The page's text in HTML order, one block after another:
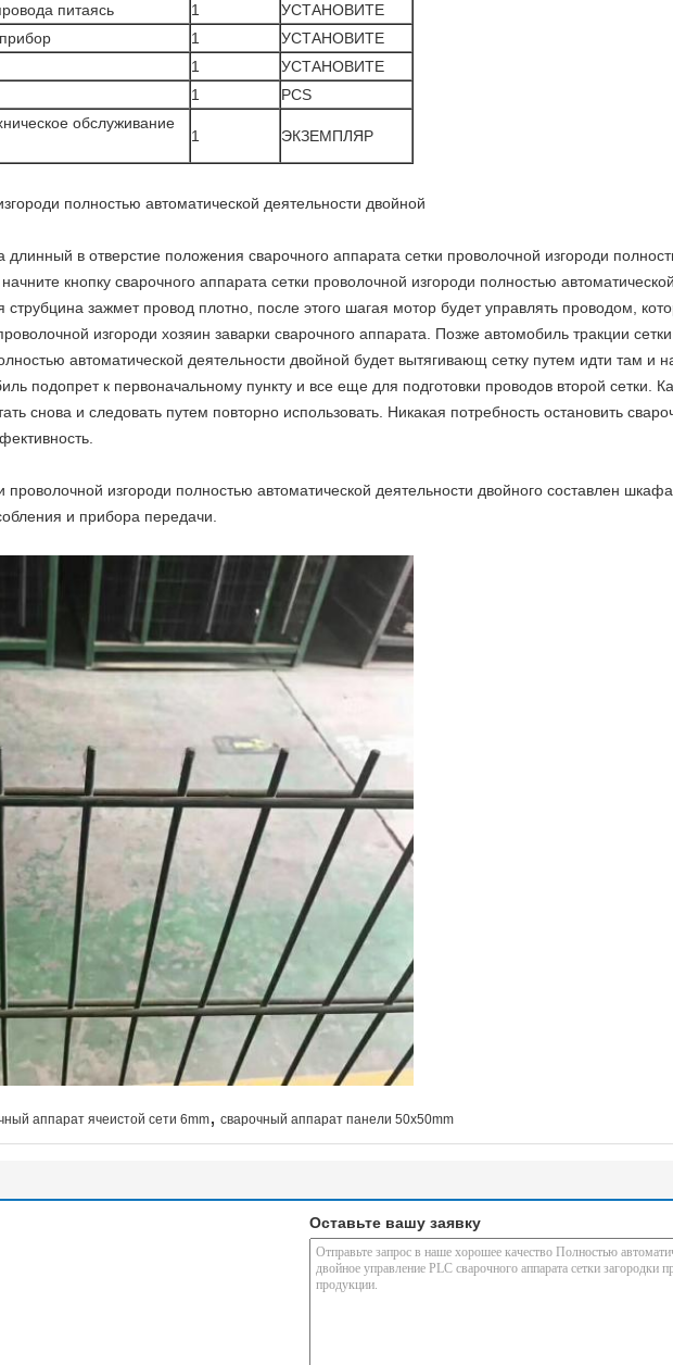
питаясь 1
УСТАНОВИТЕ
1
УСТАНОВИТЕ
1
УСТАНОВИТЕ
1 PCS
обслуживание
1 ЭКЗЕМПЛЯР
полностью автоматической деятельности двойной
в отверстие положения сварочного аппарата сетки проволочной изгороди
кнопку сварочного аппарата сетки проволочной изгороди полностью автоматической
зажмет провод плотно, после этого шагая мотор будет управлять проводом,
изгороди хозяин заварки сварочного аппарата. Позже автомобиль тракции
автоматической деятельности двойной будет вытягивающ сетку путем идти там и
подопрет к первоначальному пункту и все еще для подготовки проводов второй сетки.
снова и следовать путем повторно использовать. Никакая потребность остановить
проволочной изгороди полностью автоматической деятельности двойного составлен
и прибора передачи.
аппарат ячеистой сети 6mm сварочный аппарат панели 50x50mm
Оставьте вашу заявку